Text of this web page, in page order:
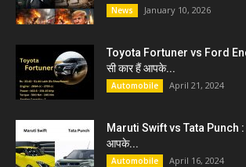
News January 10, 2026
Toyota Fortuner vs Ford
सी कार हैं आपके...
Automobile April 21, 2024
Maruti Swift vs Tata Punch :
आपके...
Automobile April 16, 2024